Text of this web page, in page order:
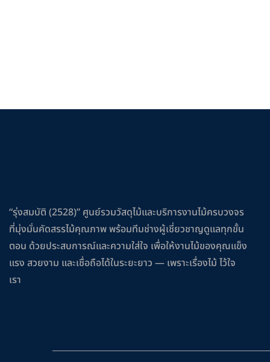
“รุ่งสมบัติ (2528)” ศูนย์รวมวัสดุไม้และบริการงานไม้ครบวงจร
ที่มุ่งมั่นคัดสรรไม้คุณภาพ พร้อมทีมช่างผู้เชี่ยวชาญดูแลทุกขั้น
ตอน ด้วยประสบการณ์และความใส่ใจ เพื่อให้งานไม้ของคุณแข็ง
แรง สวยงาม และเชื่อถือได้ในระยะยาว — เพราะเรื่องไม้ ไว้ใจ
เรา